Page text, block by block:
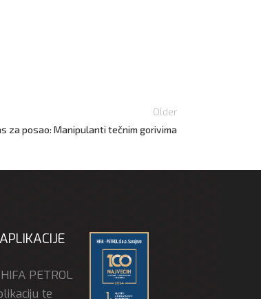
Older
za posao: Manipulanti tečnim gorivima
PETROL
te